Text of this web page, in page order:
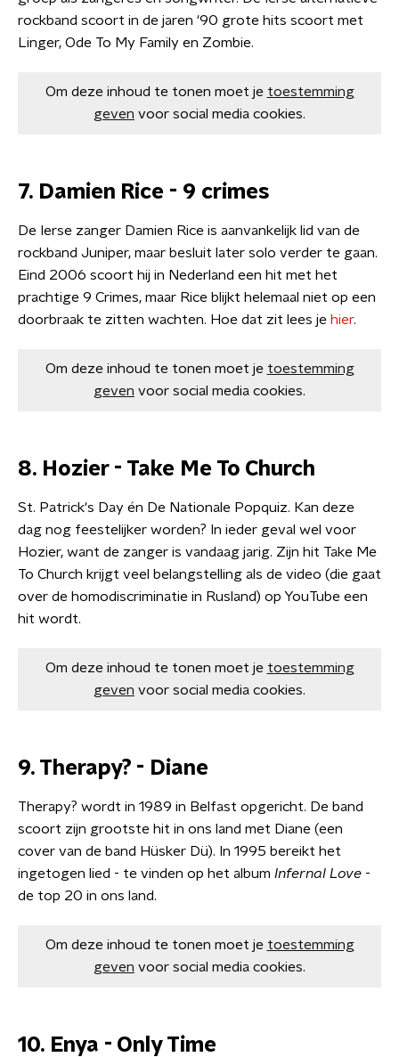
rockband scoort in de jaren '90 grote hits scoort met
Linger, Ode To My Family en Zombie.
Om deze inhoud te tonen moet je toestemming
geven voor social media cookies.
7. Damien Rice - 9 crimes
De Ierse zanger Damien Rice is aanvankelijk lid van de
rockband Juniper, maar besluit later solo verder te gaan.
Eind 2006 scoort hij in Nederland een hit met het
prachtige 9 Crimes, maar Rice blijkt helemaal niet op een
doorbraak te zitten wachten. Hoe dat zit lees je hier.
Om deze inhoud te tonen moet je toestemming
geven voor social media cookies.
8. Hozier - Take Me To Church
St. Patrick's Day én De Nationale Popquiz. Kan deze
dag nog feestelijker worden? In ieder geval wel voor
Hozier, want de zanger is vandaag jarig. Zijn hit Take Me
To Church krijgt veel belangstelling als de video (die gaat
over de homodiscriminatie in Rusland) op YouTube een
hit wordt.
Om deze inhoud te tonen moet je toestemming
geven voor social media cookies.
9. Therapy? - Diane
Therapy? wordt in 1989 in Belfast opgericht. De band
scoort zijn grootste hit in ons land met Diane (een
cover van de band Hüsker Dü). In 1995 bereikt het
ingetogen lied - te vinden op het album Infernal Love -
de top 20 in ons land.
Om deze inhoud te tonen moet je toestemming
geven voor social media cookies.
10. Enya - Only Time